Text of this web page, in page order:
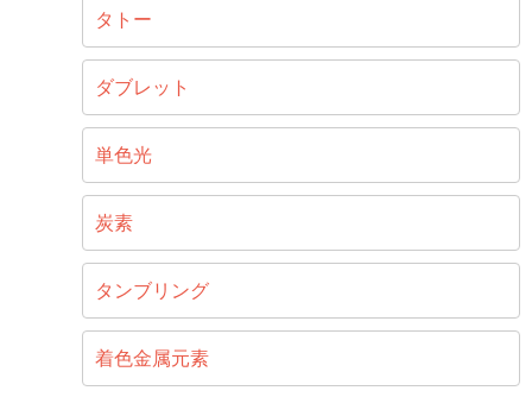
タトー
ダブレット
単色光
炭素
タンブリング
着色金属元素